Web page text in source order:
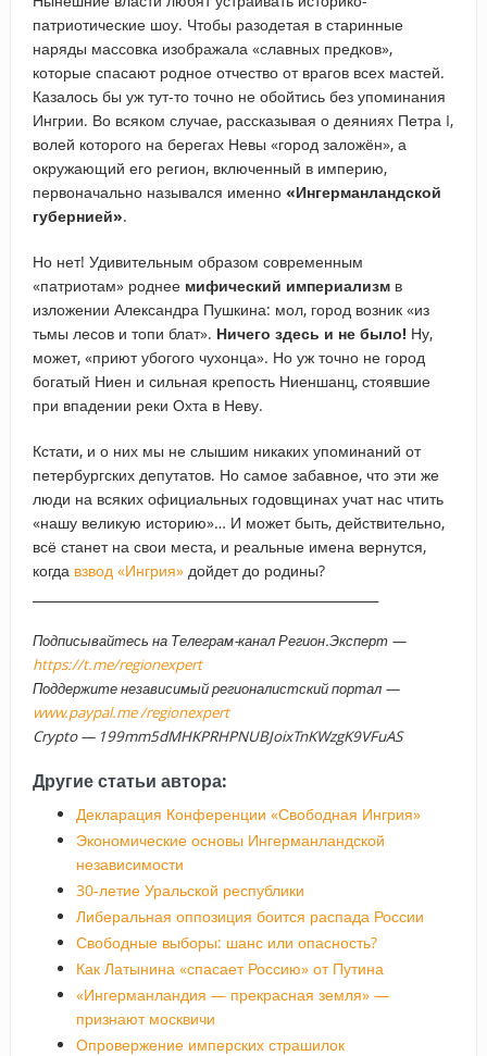
патриотические шоу. Чтобы разодетая в старинные
наряды массовка изображала «славных предков»,
которые спасают родное отчество от врагов всех мастей.
Казалось бы уж тут-то точно не обойтись без упоминания
Ингрии. Во всяком случае, рассказывая о деяниях Петра I,
волей которого на берегах Невы «город заложён», а
окружающий его регион, включенный в империю,
первоначально назывался именно «Ингерманландской
губернией».
Но нет! Удивительным образом современным
«патриотам» роднее мифический империализмв
изложении Александра Пушкина: мол, город возник «из
тьмы лесов и топи блат». Ничего здесь и не было!Ну,
может, «приют убогого чухонца». Но уж точно не город
богатый Ниен и сильная крепость Ниеншанц, стоявшие
при впадении реки Охта в Неву.
Кстати, и о них мы не слышим никаких упоминаний от
петербургских депутатов. Но самое забавное, что эти же
люди на всяких официальных годовщинах учат нас чтить
«нашу великую историю»… И может быть, действительно,
всё станет на свои места, и реальные имена вернутся,
когда взвод «Ингрия»дойдет до родины?
Подписывайтесь на Телеграм-канал Регион.Эксперт —
https://t.me/regionexpert
Поддержите независимый регионалистский портал —
www.paypal.me /regionexpert
Crypto — 199mm5dMHKPRHPNUBJoixTnKWzgK9VFuAS
Другие статьи автора:
Декларация Конференции «Свободная Ингрия»
Экономические основы Ингерманландской
независимости
30-летие Уральской республики
Либеральная оппозиция боится распада России
Свободные выборы: шанс или опасность?
Как Латынина «спасает Россию» от Путина
«Ингерманландия — прекрасная земля» —
признают москвичи
Опровержение имперских страшилок